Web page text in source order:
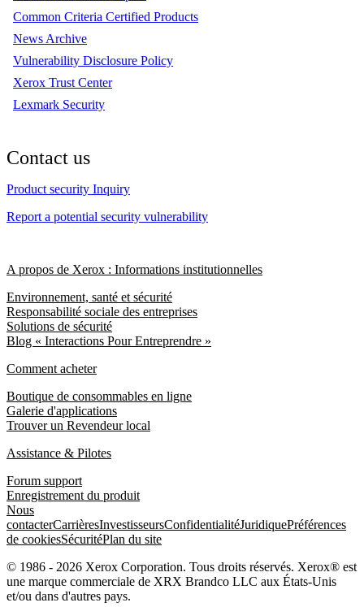
Common Criteria Certified Products
News Archive
Vulnerability Disclosure Policy
Xerox Trust Center
Lexmark Security
Contact us
Product security Inquiry
Report a potential security vulnerability
A propos de Xerox : Informations institutionnelles
Environnement, santé et sécurité
Responsabilité sociale des entreprises
Solutions de sécurité
Blog « Interactions Pour Entreprendre »
Comment acheter
Boutique de consommables en ligne
Galerie d'applications
Trouver un Revendeur local
Assistance & Pilotes
Forum support
Enregistrement du produit
Nous
contacterCarrièresInvestisseursConfidentialitéJuridiquePréférences
de cookiesSécuritéPlan du site
© 1986 - 2026 Xerox Corporation. Tous droits réservés. Xerox® est
une marque commerciale de XRX Brandco LLC aux États-Unis
et/ou dans d'autres pays.